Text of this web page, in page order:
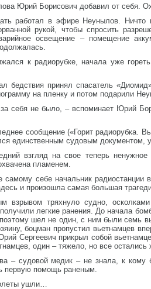
Юрий Борисович добавил от себя.
работал в эфире Неунылов. Ничто
рукой, чтобы спросить
освещение – помещение
к радиорубке, начала уже
бедствия принял спасатель
на пленку и потом подарили
себя не было, – вспоминает Юрий
сообщение («Горит радиорубка.
единственным судовым документом,
взгляд на свое теперь
пламенем.
самому себе начальник
и произошла самая большая
взрывом тряхнуло судно,
легкие ранения. До начала
шел не один, с ним были семь
боцман пропустил вьетнамцев
Сергеевич прикрыл собой
один – тяжело, но все остались
– судовой медик – не знала, к кому
первую помощь раненым.
ушли…